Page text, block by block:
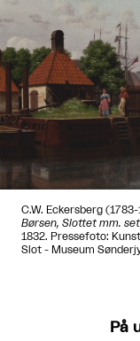
C.W. Eckersberg (1783-
Børsen, Slottet mm.
1832. Pressefoto:
Slot - Museum
På